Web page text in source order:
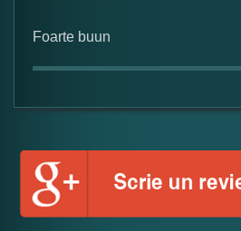
Adaugati o parere despre
Ce nota acordati acestui
Foarte buun